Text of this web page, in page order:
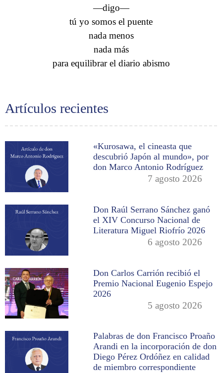
Artículos recientes
«Kurosawa, el cineasta que
descubrió Japón al mundo», por
don Marco Antonio Rodríguez
7 agosto 2026
Don Raúl Serrano Sánchez ganó
el XIV Concurso Nacional de
Literatura Miguel Riofrío 2026
6 agosto 2026
Don Carlos Carrión recibió el
Premio Nacional Eugenio Espejo
2026
5 agosto 2026
Palabras de don Francisco Proaño
Arandi en la incorporación de don
Diego Pérez Ordóñez en calidad
de miembro correspondiente
—digo—
tú yo somos el puente
nada menos
nada más
para equilibrar el diario abismo